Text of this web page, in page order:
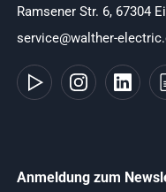
Ramsener Str. 6, 67304
service@walther-
Anmeldung zum